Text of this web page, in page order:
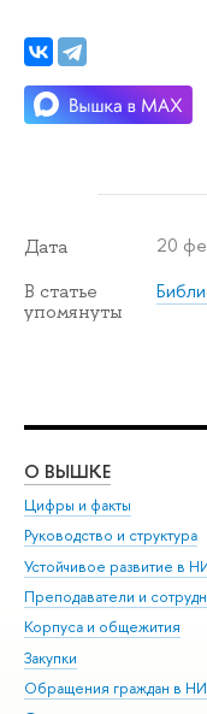
Дата 20
В статье
упомянуты
О ВЫШКЕ
Цифры и факты
Руководство и структура
Устойчивое развитие в
Преподаватели и
Корпуса и общежития
Закупки
Обращения граждан в